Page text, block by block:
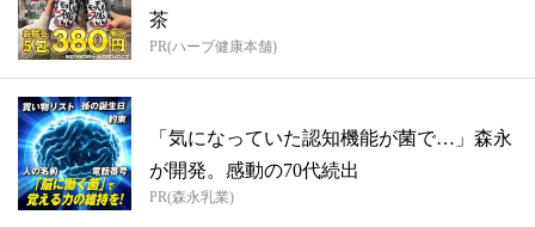
茶
PR(ハーブ健康本舗)
「気になっていた認知機能が菌で…」森永
が開発。感動の70代続出
PR(森永乳業)